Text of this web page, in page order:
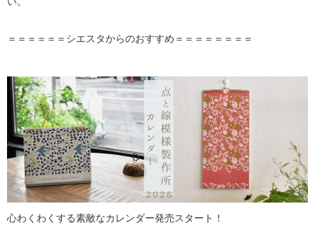
＝＝＝＝＝＝シエスタからのおすすめ＝＝＝＝＝＝＝＝
心わくわくする素敵なカレンダー発売スタート！